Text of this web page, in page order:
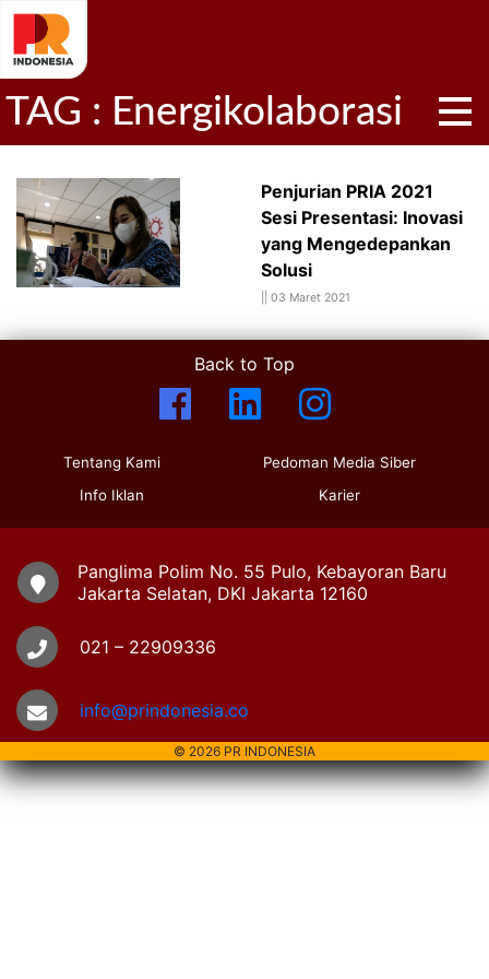
TAG : Energikolaborasi
Penjurian PRIA 2021
Sesi Presentasi: Inovasi
yang Mengedepankan
Solusi
03 Maret 2021
Back to Top
Tentang Kami
Info Iklan
Pedoman Media Siber
Karier
Panglima Polim No. 55 Pulo, Kebayoran Baru
Jakarta Selatan, DKI Jakarta 12160
021 – 22909336
info@prindonesia.co
© 2026 PR INDONESIA